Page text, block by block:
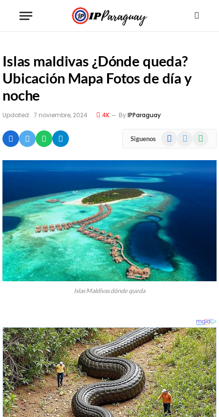
Islas maldivas ¿Dónde queda?
Ubicación Mapa Fotos de día y
noche
Updated: 7 noviembre, 2024 4K ByIPParaguay
Siguenos Facebook
Islas Maldivas dónde queda